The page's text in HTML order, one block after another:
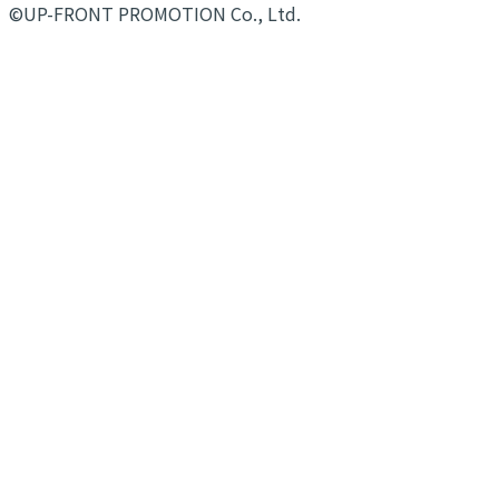
©UP-FRONT PROMOTION Co., Ltd.